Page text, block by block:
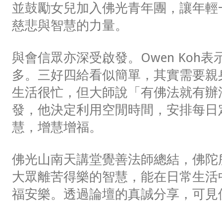
並鼓勵女兒加入佛光青年團，讓年
慈悲與智慧的力量。
與會信眾亦深受啟發。Owen Koh表
多。三好四給看似簡單，其實需要
生活很忙，但大師說「有佛法就有
發，他決定利用空閒時間，安排每
慧，增慧增福。
佛光山南天講堂覺善法師總結，佛
大眾離苦得樂的智慧，能在日常生
福安樂。透過論壇的真誠分享，可